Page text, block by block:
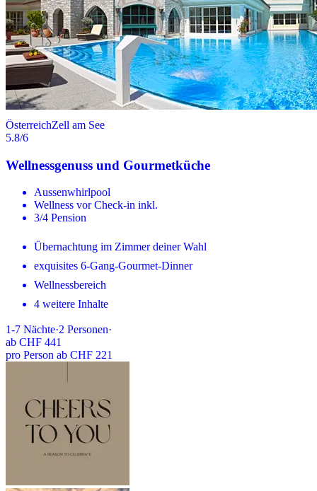
ÖsterreichZell am See
5.8/6
Wellnessgenuss und Gourmetküche
Aussenwhirlpool
Wellness vor Check-in inkl.
3/4 Pension
Übernachtung im Zimmer deiner Wahl
exquisites 6-Gang-Gourmet-Dinner
Wellnessbereich
4 weitere Inhalte
1-7 Nächte·2 Personen·
ab CHF 441
pro Person ab CHF 221